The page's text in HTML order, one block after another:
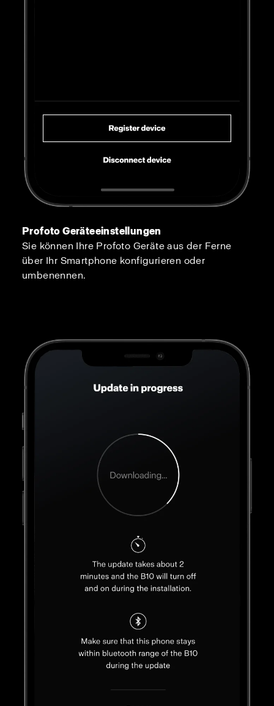
Profoto Geräteeinstellungen
Sie können Ihre Profoto Geräte aus der Ferne
über Ihr Smartphone konfigurieren oder
umbenennen.